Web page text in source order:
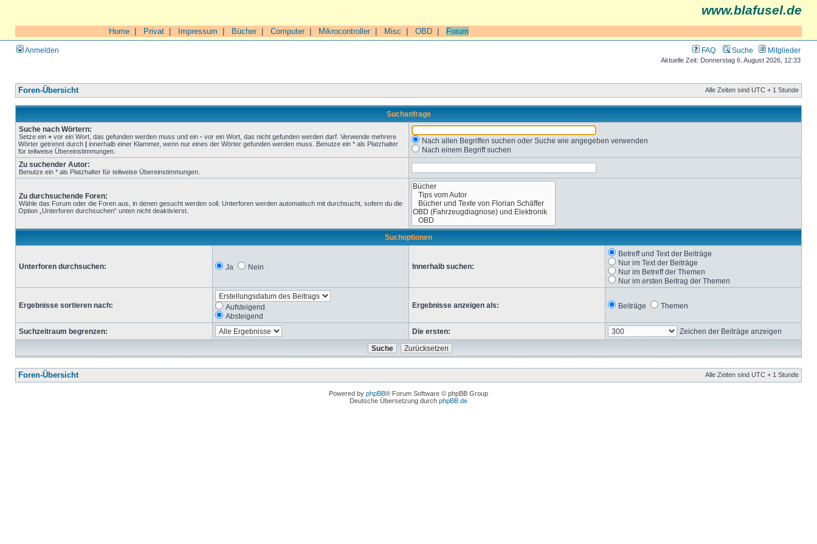
www.blafusel.de
Home Privat Impressum Bücher| Computer| Mikrocontroller| Misc OBD Forum
Anmelden FAQ Suche Mitglieder
Aktuelle Zeit: Donnerstag 6. August 2026, 12:33
Foren-Übersicht Alle Zeiten sind UTC + 1 Stunde
Suchanfrage
Suche nach Wörtern:
Setze ein + vor ein Wort, das gefunden werden muss und ein - vor ein Wort, das nicht gefunden werden darf. Verwende mehrere
Wörter getrennt durch | innerhalb einer Klammer, wenn nur eines der Wörter gefunden werden muss. Benutze ein * als Platzhalter
für teilweise Übereinstimmungen.
Nach allen Begriffen suchen oder Suche wie angegeben verwenden
Nach einem Begriff suchen
Zu suchender Autor:
Benutze ein * als Platzhalter für teilweise Übereinstimmungen.
Zu durchsuchende Foren:
Wähle das Forum oder die Foren aus, in denen gesucht werden soll. Unterforen werden automatisch mit durchsucht, sofern du die
Option „Unterforen durchsuchen“ unten nicht deaktivierst.
Suchoptionen
Unterforen durchsuchen: Ja Nein Innerhalb suchen:
Betreff und Text der Beiträge
Nur im Text der Beiträge
Nur im Betreff der Themen
Nur im ersten Beitrag der Themen
Ergebnisse sortieren nach:
Aufsteigend
Absteigend
Ergebnisse anzeigen als: Beiträge Themen
Suchzeitraum begrenzen: Die ersten: Zeichen der Beiträge anzeigen
Foren-Übersicht Alle Zeiten sind UTC + 1 Stunde
Powered by phpBB® Forum Software © phpBB Group
Deutsche Übersetzung durch phpBB.de